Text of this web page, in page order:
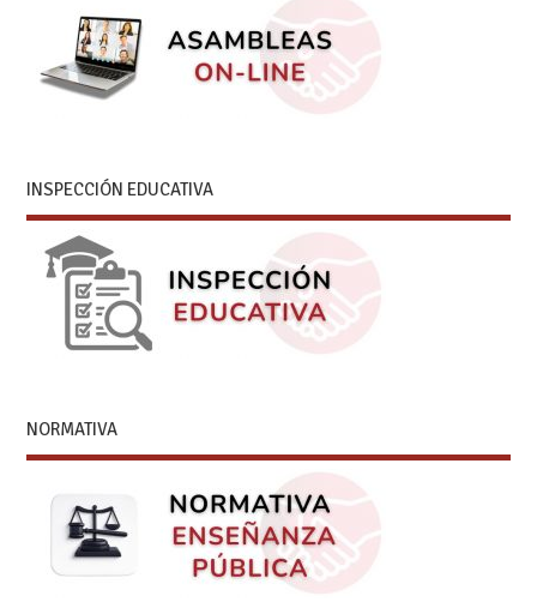
INSPECCIÓN EDUCATIVA
NORMATIVA